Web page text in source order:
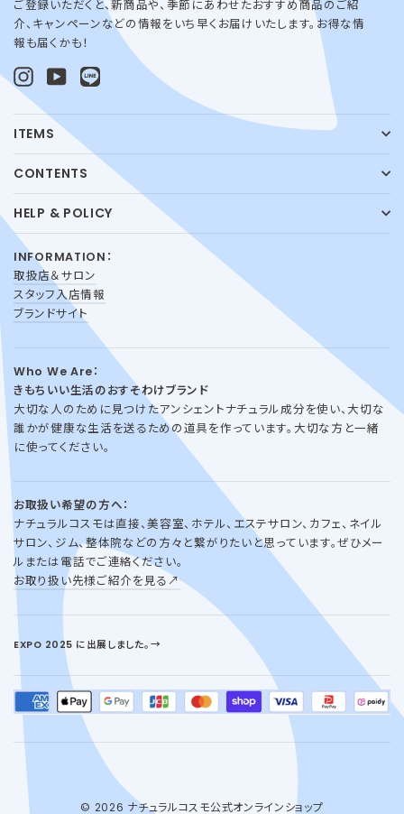
ご登録いただくと、新商品や、季節にあわせたおすすめ商品のご紹
介、キャンペーンなどの情報をいち早くお届けいたします。お得な情
報も届くかも！
Instagram
YouTube
ITEMS
CONTENTS
HELP & POLICY
INFORMATION：
取扱店＆サロン
スタッフ入店情報
ブランドサイト
Who We Are：
きもちいい生活のおすそわけブランド
大切な人のために見つけたアンシェントナチュラル成分を使い、大切な
誰かが健康な生活を送るための道具を作っています。大切な方と一緒
に使ってください。
お取扱い希望の方へ：
ナチュラルコスモは直接、美容室、ホテル、エステサロン、カフェ、ネイル
サロン、ジム、整体院などの方々と繋がりたいと思っています。ぜひメー
ルまたは電話でご連絡ください。
お取り扱い先様ご紹介を見る↗︎
EXPO 2025 に出展しました。→
© 2026 ナチュラルコスモ公式オンラインショップ